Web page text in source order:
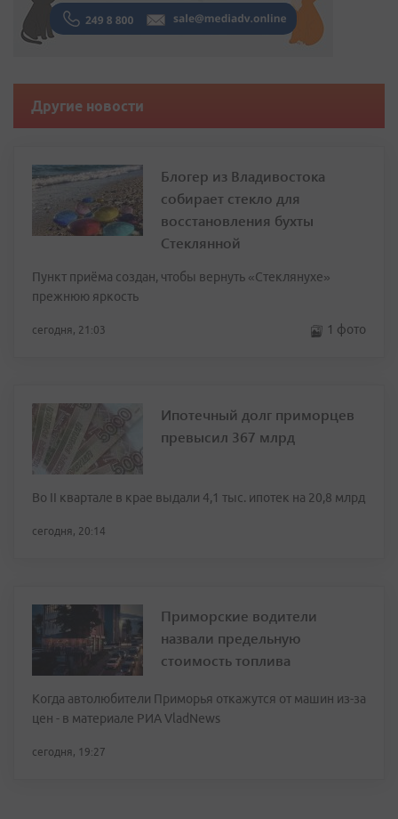
Другие новости
Блогер из Владивостока
собирает стекло для
восстановления бухты
Стеклянной
Пункт приёма создан, чтобы вернуть «Стеклянухе»
прежнюю яркость
сегодня, 21:03 1 фото
Ипотечный долг приморцев
превысил 367 млрд
Во II квартале в крае выдали 4,1 тыс. ипотек на 20,8 млрд
сегодня, 20:14
Приморские водители
назвали предельную
стоимость топлива
Когда автолюбители Приморья откажутся от машин из-за
цен - в материале РИА VladNews
сегодня, 19:27